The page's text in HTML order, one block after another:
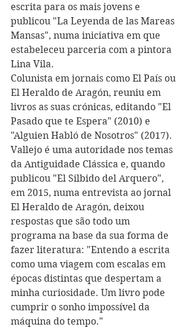
escrita para os mais jovens e
publicou "La Leyenda de las Mareas
Mansas", numa iniciativa em que
estabeleceu parceria com a pintora
Lina Vila.
Colunista em jornais como El País ou
El Heraldo de Aragón, reuniu em
livros as suas crónicas, editando "El
Pasado que te Espera" (2010) e
"Alguien Habló de Nosotros" (2017).
Vallejo é uma autoridade nos temas
da Antiguidade Clássica e, quando
publicou "El Silbido del Arquero",
em 2015, numa entrevista ao jornal
El Heraldo de Aragón, deixou
respostas que são todo um
programa na base da sua forma de
fazer literatura: "Entendo a escrita
como uma viagem com escalas em
épocas distintas que despertam a
minha curiosidade. Um livro pode
cumprir o sonho impossível da
máquina do tempo."